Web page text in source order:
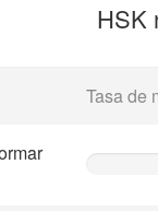
HSK
Tasa de